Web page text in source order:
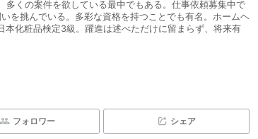
くの案件を欲している最中でもある。仕事依頼募集中で
を挑んでいる。多彩な資格を持つことでも有名。ホームヘ
化粧品検定3級。躍進は述べただけに留まらず、将来有
フォロワー シェア